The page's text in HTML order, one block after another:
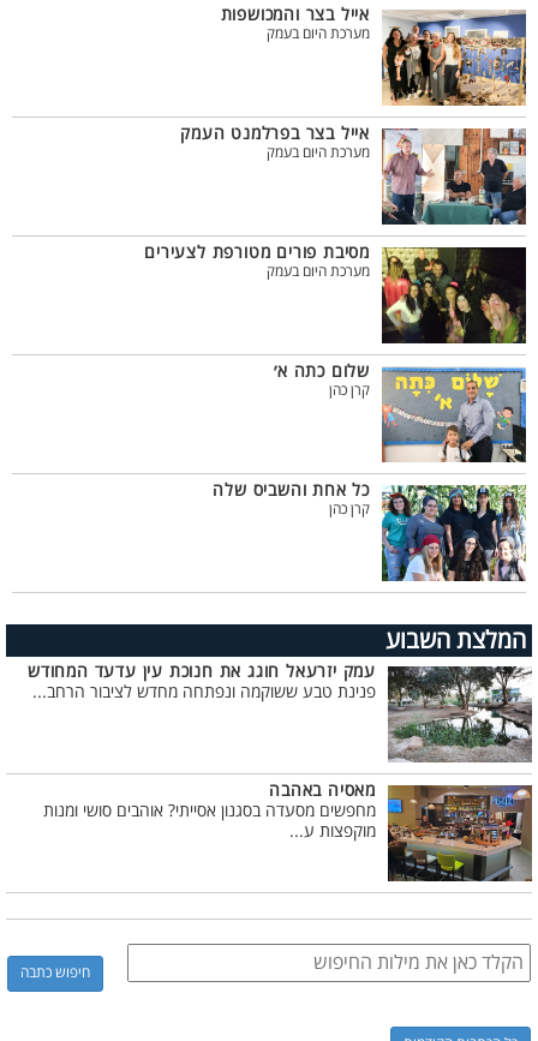
אייל בצר והמכושפות
מערכת היום בעמק
אייל בצר בפרלמנט העמק
מערכת היום בעמק
מסיבת פורים מטורפת לצעירים
מערכת היום בעמק
שלום כתה א׳
קרן כהן
כל אחת והשביס שלה
קרן כהן
המלצת השבוע
עמק יזרעאל חוגג את חנוכת עין עדעד המחודש
פנינת טבע ששוקמה ונפתחה מחדש לציבור הרחב...
מאסיה באהבה
מחפשים מסעדה בסגנון אסייתי? אוהבים סושי ומנות
מוקפצות ע...